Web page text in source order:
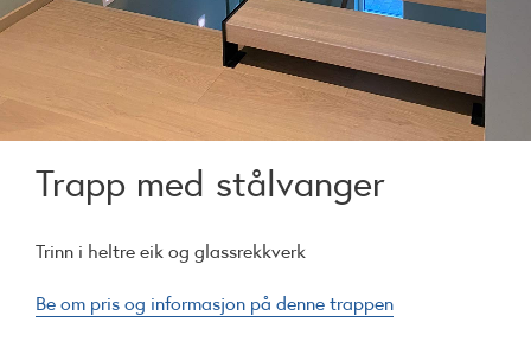
Trapp med stålvanger
Trinn i heltre eik og glassrekkverk
Be om pris og informasjon på denne trappen